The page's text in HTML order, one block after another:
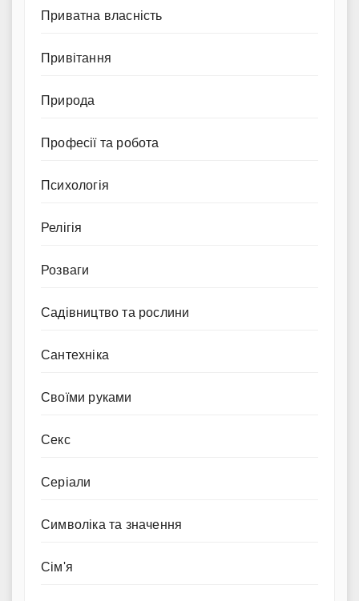
Приватна власність
Привітання
Природа
Професії та робота
Психологія
Релігія
Розваги
Садівництво та рослини
Сантехніка
Своїми руками
Секс
Серіали
Символіка та значення
Сім'я